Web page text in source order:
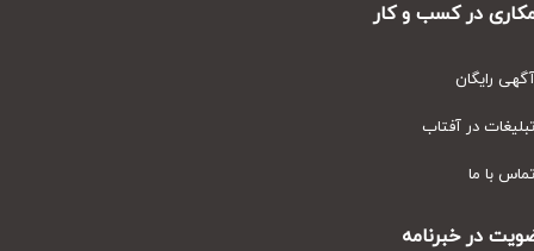
در کسب و کار
رایگان
در آفتاب
با ما
در خبرنامه